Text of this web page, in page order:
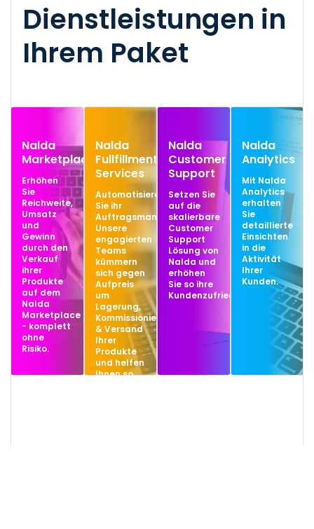
Dienstleistungen in
Ihrem Paket
Nalda
Marketplace
Erhöhen
Sie
Reichweite,
Umsatz
und
Gewinn
durch den
Verkauf
ihrer
Produkte
auf dem
Nalda
Marketplace
- komplett
ohne
Risiko.
Nalda
Fullfillment
Services
Automatisieren
Sie ihr
Auftragsmanagement!
Unsere
engagierten
Teams
kümmern
sich gegen
Aufpreis
um
Lagerung,
Kommissionierung
& Versand
Ihrer
Produkte
und helfen
Ihnen so
Nalda
Customer
Support
Setzen Sie
auf die
skalierbare
Customer
Support
Lösung von
Nalda und
erhöhen
Sie so ihre
Kundenzufriedenheit.
Nalda
Analytics
Mit Nalda
Analytics
erhalten
Sie
detaillierte
Einsichten
in die
Aktivität
Ihrer
Kunden.